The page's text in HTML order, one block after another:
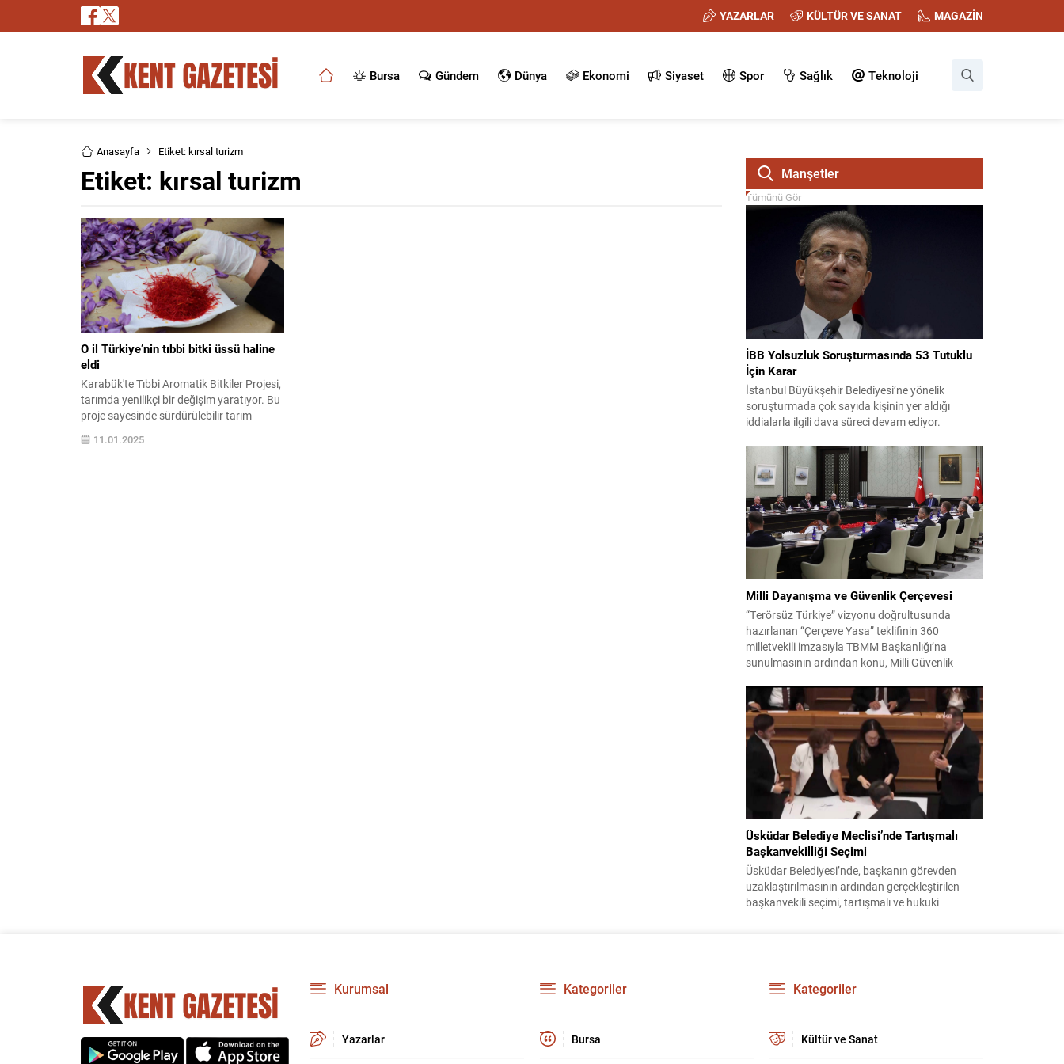
YAZARLAR KÜLTÜR VE SANAT MAGAZİN
Bursa Gündem Dünya Ekonomi Siyaset Spor Sağlık Teknoloji
Anasayfa Etiket: kırsal turizm
Etiket: kırsal turizm
O il Türkiye’nin tıbbi bitki üssü haline
eldi
Karabük'te Tıbbi Aromatik Bitkiler Projesi,
tarımda yenilikçi bir değişim yaratıyor. Bu
proje sayesinde sürdürülebilir tarım
uygulamaları ile ekonomik kalkınma
hedefleniyor. Doğanın sunduğu şifalı
11.01.2025
Manşetler
Tümünü Gör
İBB Yolsuzluk Soruşturmasında 53 Tutuklu
İçin Karar
İstanbul Büyükşehir Belediyesi’ne yönelik
soruşturmada çok sayıda kişinin yer aldığı
iddialarla ilgili dava süreci devam ediyor.
sanıkların tutukluluk hallerini ayrı ayrı
değerlendirdi. İnceleme sonucunda, aralarında
Ekrem İmamoğlu’nun da bulunduğu 53 tutuklu
hakkında tutukluluk hallerinin sürdürülmesine
karar verildi. İddialar ve değerlendirilen talepler
Soruşturma kapsamında sanıklara yöneltilen...
Milli Dayanışma ve Güvenlik Çerçevesi
“Terörsüz Türkiye” vizyonu doğrultusunda
hazırlanan “Çerçeve Yasa” teklifinin 360
milletvekili imzasıyla TBMM Başkanlığı’na
sunulmasının ardından konu, Milli Güvenlik
Toplantı sonrası yayımlanan sekiz maddelik
bildiri, ülke güvenliği ve bölgesel gelişmelere dair
değerlendirmeleri içermektedir. Yaklaşık 2 saat
15 dakika süren oturumun sonuç metninde;
terörle mücadele, bölgesel istikrar,...
Üsküdar Belediye Meclisi’nde Tartışmalı
Başkanvekilliği Seçimi
Üsküdar Belediyesi’nde, başkanın görevden
uzaklaştırılmasının ardından gerçekleştirilen
başkanvekili seçimi, tartışmalı ve hukuki
kamuoyunda tepkilere yol açtı. Seçim sürecinde
yaşanan gelişmeler, parti grupları arasındaki
Kurumsal
Yazarlar
Kategoriler
Bursa
Kategoriler
Kültür ve Sanat